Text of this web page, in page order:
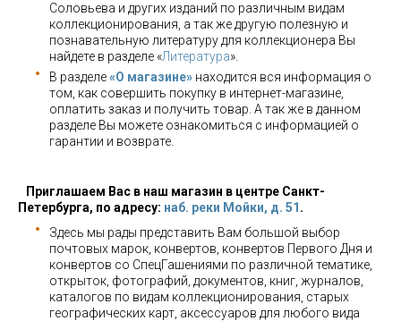
Соловьева и других изданий по различным видам
коллекционирования, а так же другую полезную и
познавательную литературу для коллекционера Вы
найдете в разделе «Литература».
В разделе«О магазине» находится вся информация о
том, как совершить покупку в интернет-магазине,
оплатить заказ и получить товар. А так же в данном
разделе Вы можете ознакомиться с информацией о
гарантии и возврате.
Приглашаем Вас в наш магазин в центре Санкт-
Петербурга, по адресу: наб. реки Мойки, д. 51 .
Здесь мы рады представить Вам большой выбор
почтовых марок, конвертов, конвертов Первого Дня и
конвертов со СпецГашениями по различной тематике,
открыток, фотографий, документов, книг, журналов,
каталогов по видам коллекционирования, старых
географических карт, аксессуаров для любого вида